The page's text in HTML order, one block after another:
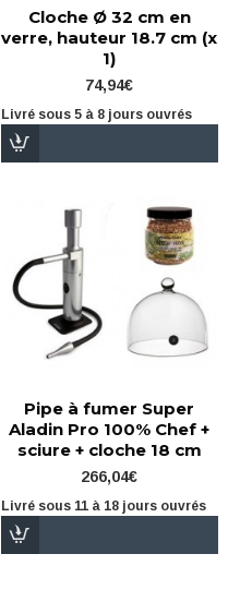
Cloche Ø 32 cm en
verre, hauteur 18.7 cm (x
1)
74,94€
Livré sous 5 à 8 jours ouvrés
Pipe à fumer Super
Aladin Pro 100% Chef +
sciure + cloche 18 cm
266,04€
Livré sous 11 à 18 jours ouvrés